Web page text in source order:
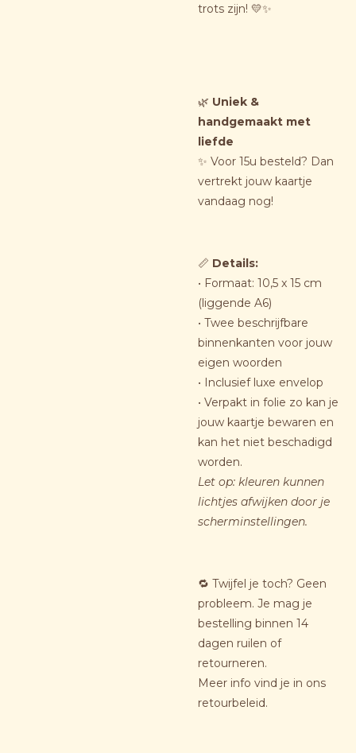
trots zijn! 💛✨
🌿 Uniek &
handgemaakt met
liefde
✨ Voor 15u besteld? Dan
vertrekt jouw kaartje
vandaag nog!
📏 Details:
• Formaat: 10,5 x 15 cm
(liggende A6)
• Twee beschrijfbare
binnenkanten voor jouw
eigen woorden
• Inclusief luxe envelop
• Verpakt in folie zo kan je
jouw kaartje bewaren en
kan het niet beschadigd
worden.
Let op: kleuren kunnen
lichtjes afwijken door je
scherminstellingen.
🔁 Twijfel je toch? Geen
probleem. Je mag je
bestelling binnen 14
dagen ruilen of
retourneren.
Meer info vind je in ons
retourbeleid.